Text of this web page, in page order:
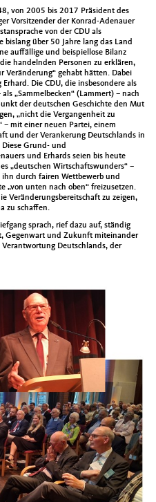
von 2005 bis 2017 Präsident des
Vorsitzender der Konrad-Adenauer
von der CDU als
bislang über 50 Jahre lang das Land
auffällige und beispiellose Bilanz
handelnden Personen zu erklären,
Veränderung“ gehabt hätten. Dabei
Die CDU, die insbesondere als
„Sammelbecken“ (Lammert) – nach
der deutschen Geschichte den Mut
„nicht die Vergangenheit zu
– mit einer neuen Partei, einem
und der Verankerung Deutschlands in
Grund- und
und Erhards seien bis heute
„deutschen Wirtschaftswunders“ –
durch fairen Wettbewerb und
„von unten nach oben“ freizusetzen.
Veränderungsbereitschaft zu zeigen,
zu schaffen.
sprach, rief dazu auf, ständig
Gegenwart und Zukunft miteinander
Deutschlands, der